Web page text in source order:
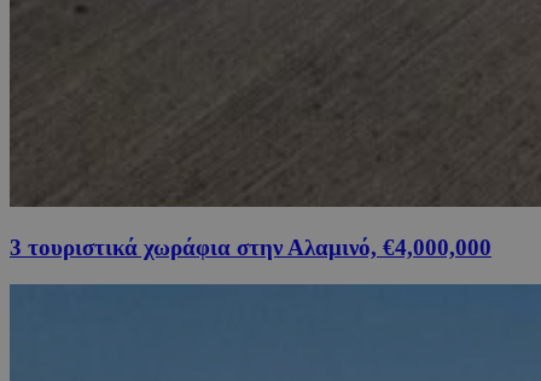
3 τουριστικά χωράφια στην Αλαμινό, €4,000,000